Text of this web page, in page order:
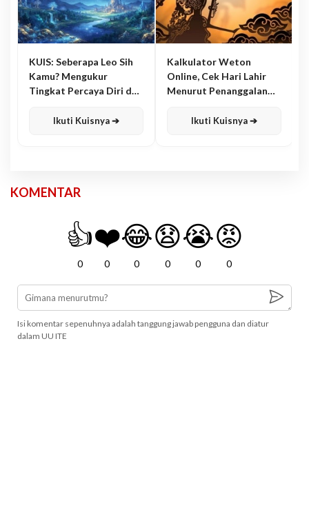
KUIS: Seberapa Leo Sih
Kamu? Mengukur
Tingkat Percaya Diri dan
Ikuti Kuisnya ➔
Kalkulator Weton
Online, Cek Hari Lahir
Menurut Penanggalan
Ikuti Kuisnya ➔
KOMENTAR
👍
0
❤️
0
😂
0
😧
0
😭
0
😡
0
Isi komentar sepenuhnya adalah tanggung jawab pengguna dan diatur
dalam UU ITE